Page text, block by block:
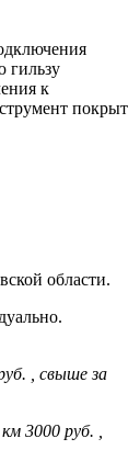
гильзу
к
покрыт
области.
, свыше за
3000 руб. ,